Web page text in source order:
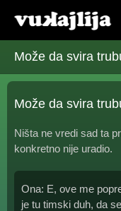
Može da svira
Može da svira
Ništa ne vredi sad ta
konkretno nije uradio.
Ona: E, ove me
je tu timski duh, da